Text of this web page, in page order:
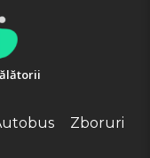
Zboruri